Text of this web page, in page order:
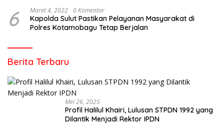
6 Maret 4, 2022 0 Komentar
Kapolda Sulut Pastikan Pelayanan Masyarakat di
Polres Kotamobagu Tetap Berjalan
Berita Terbaru
Mei 26, 2025
Profil Halilul Khairi, Lulusan STPDN 1992 yang
Dilantik Menjadi Rektor IPDN